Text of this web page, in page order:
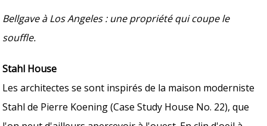
Bellgave à Los Angeles : une propriété qui coupe le
souffle.
Stahl House
Les architectes se sont inspirés de la maison moderniste
Stahl de Pierre Koening (Case Study House No. 22), que